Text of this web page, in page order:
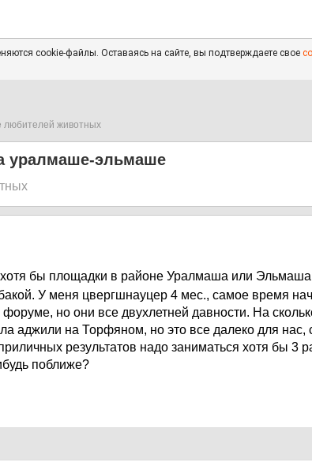
cookie-файлы. Оставаясь на сайте, вы подтверждаете свое
животных
уралмаше-эльмаше
бы площадки в районе Уралмаша или
У меня цвергшнауцер 4 мес., самое время
но они все двухлетней давности. На
аджили на Торфяном, но это все далеко для нас,
результатов надо заниматься хотя бы 3
поближе?